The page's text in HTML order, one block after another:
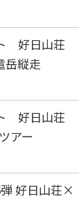
好日山荘
縦走
好日山荘
アー
好日山荘×